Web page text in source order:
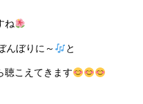
ね
ぼりに～ と
聴こえてきます